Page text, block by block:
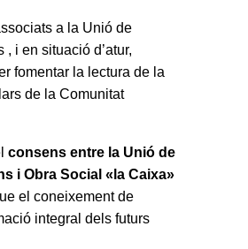
a la Unió de
, i en situació d’atur,
fomentar la lectura de la
de la Comunitat
consens entre la Unió de
i Obra Social «la Caixa»
el coneixement de
integral dels futurs